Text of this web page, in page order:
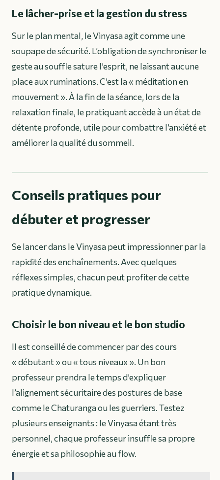
Le lâcher-prise et la gestion du stress
Sur le plan mental, le Vinyasa agit comme une
soupape de sécurité. L’obligation de synchroniser le
geste au souffle sature l’esprit, ne laissant aucune
place aux ruminations. C’est la « méditation en
mouvement ». À la fin de la séance, lors de la
relaxation finale, le pratiquant accède à un état de
détente profonde, utile pour combattre l’anxiété et
améliorer la qualité du sommeil.
Conseils pratiques pour
débuter et progresser
Se lancer dans le Vinyasa peut impressionner par la
rapidité des enchaînements. Avec quelques
réflexes simples, chacun peut profiter de cette
pratique dynamique.
Choisir le bon niveau et le bon studio
Il est conseillé de commencer par des cours
« débutant » ou « tous niveaux ». Un bon
professeur prendra le temps d’expliquer
l’alignement sécuritaire des postures de base
comme leChaturangaou les guerriers. Testez
plusieurs enseignants : le Vinyasa étant très
personnel, chaque professeur insuffle sa propre
énergie et sa philosophie au flow.